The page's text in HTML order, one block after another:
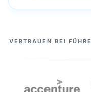
UNSERE PARTNER
VERTRAUEN BEI